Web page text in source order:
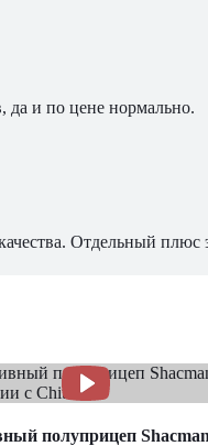
да и по цене нормально.
Отдельный плюс
полуприцеп